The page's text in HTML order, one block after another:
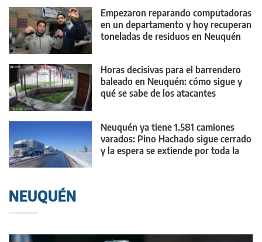
Empezaron reparando computadoras
en un departamento y hoy recuperan
toneladas de residuos en Neuquén
Horas decisivas para el barrendero
baleado en Neuquén: cómo sigue y
qué se sabe de los atacantes
Neuquén ya tiene 1.581 camiones
varados: Pino Hachado sigue cerrado
y la espera se extiende por toda la
NEUQUÉN